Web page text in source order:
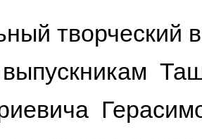
творческий